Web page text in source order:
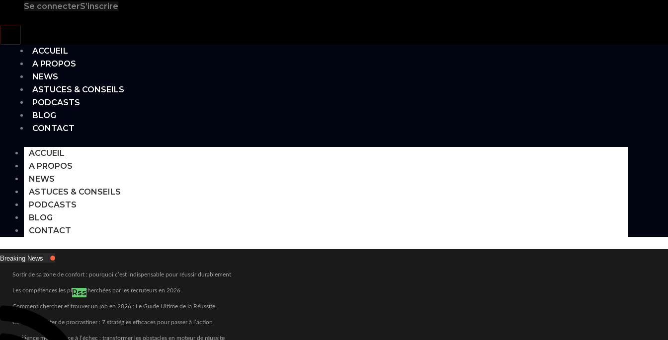
Se connecterS’inscrire
ACCUEIL
A PROPOS
NEWS
ASTUCES & CONSEILS
PODCASTS
BLOG
CONTACT
ACCUEIL
A PROPOS
NEWS
ASTUCES & CONSEILS
PODCASTS
BLOG
CONTACT
Breaking News
Sortir de sa zone de confort : pourquoi c’est indispensable pour réussir durablement
Les compétences les plus recherchées par les recruteurs en 2026
Comment chercher et trouver un job en 2026 : Le Guide Ultime de la Réussite
Comment arrêter de procrastiner : 7 stratégies efficaces pour passer à l’action
Résilience mentale face à l’échec : transformer les obstacles en moteur de réussite
Rss